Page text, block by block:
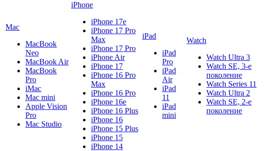
Mac
MacBook
Neo
MacBook Air
MacBook
Pro
iMac
Mac mini
Apple Vision
Pro
Mac Studio
iPhone
iPhone 17e
iPhone 17 Pro
Max
iPhone 17 Pro
iPhone Air
iPhone 17
iPhone 16 Pro
Max
iPhone 16 Pro
iPhone 16e
iPhone 16 Plus
iPhone 16
iPhone 15 Plus
iPhone 15
iPhone 14
iPad
iPad
Pro
iPad
Air
iPad
11
iPad
mini
Watch
Watch Ultra 3
Watch SE, 3-е
поколение
Watch Series 11
Watch Ultra 2
Watch SE, 2-е
поколение